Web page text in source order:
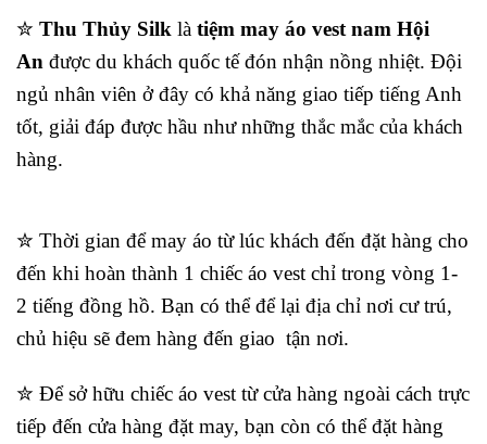
✮ Thu Thủy Silk là tiệm may áo vest nam Hội
An được du khách quốc tế đón nhận nồng nhiệt. Đội
ngủ nhân viên ở đây có khả năng giao tiếp tiếng Anh
tốt, giải đáp được hầu như những thắc mắc của khách
hàng.
✮ Thời gian để may áo từ lúc khách đến đặt hàng cho
đến khi hoàn thành 1 chiếc áo vest chỉ trong vòng 1-
2 tiếng đồng hồ. Bạn có thể để lại địa chỉ nơi cư trú,
chủ hiệu sẽ đem hàng đến giao tận nơi.
✮ Để sở hữu chiếc áo vest từ cửa hàng ngoài cách trực
tiếp đến cửa hàng đặt may, bạn còn có thể đặt hàng